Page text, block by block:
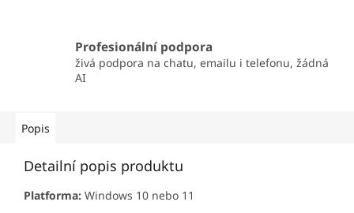
Profesionální podpora
živá podpora na chatu, emailu i telefonu, žádná
AI
Popis
Detailní popis produktu
Platforma: Windows 10 nebo 11